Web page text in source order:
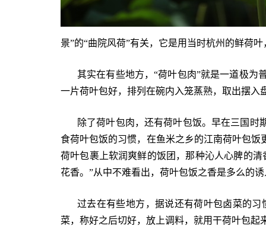
景”的“曲院风荷”有关，它是用当时杭州的鲜荷
其实在有些地方，“荷叶包肉”就是一道极为
一片荷叶包好，排列在碗内入笼蒸熟，取出摆入
除了荷叶包肉，还有荷叶包饭。早在三国时
食荷叶包饭的习惯，在鱼米之乡的江南荷叶包
荷叶包裹上软润爽鲜的饭团，那种沁人心脾的
花香。”从中不难看出，荷叶包饭之香是多么的诱
过去在有些地方，据说还有荷叶包卤菜的
菜，称好之后切好，放上调料，就用干荷叶包起